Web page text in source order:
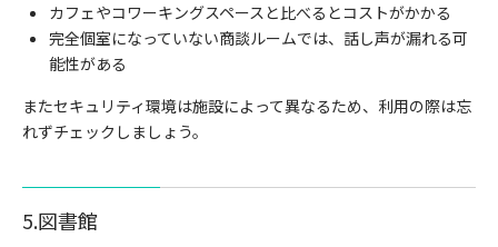
カフェやコワーキングスペースと比べるとコストがかかる
完全個室になっていない商談ルームでは、話し声が漏れる可
能性がある
またセキュリティ環境は施設によって異なるため、利用の際は忘
れずチェックしましょう。
5.図書館